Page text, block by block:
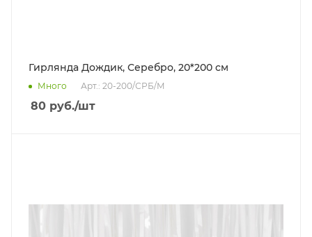
Гирлянда Дождик, Серебро, 20*200 см
Много Арт.: 20-200/СРБ/М
80 руб./шт